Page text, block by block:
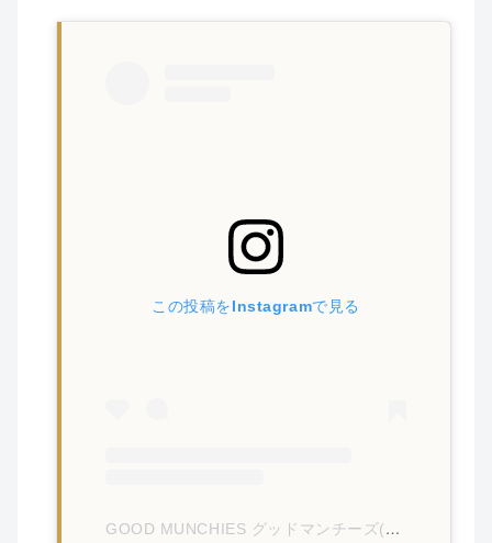
この投稿をInstagramで見る
GOOD MUNCHIES グッドマンチーズ(@goodmunchies.jp)がシェアした投稿